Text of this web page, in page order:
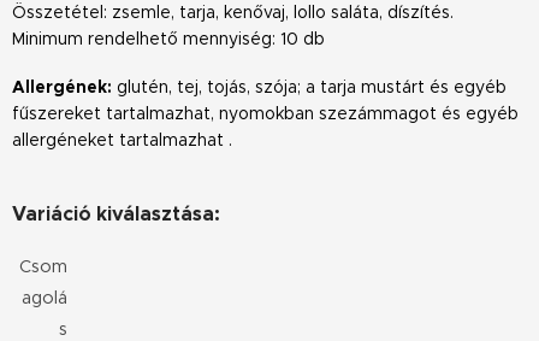
Összetétel: zsemle, tarja, kenővaj, lollo saláta, díszítés.
Minimum rendelhető mennyiség: 10 db
Allergének: glutén, tej, tojás, szója; a tarja mustárt és egyéb
fűszereket tartalmazhat, nyomokban szezámmagot és egyéb
allergéneket tartalmazhat .
Variáció kiválasztása:
Csom
agolá
s